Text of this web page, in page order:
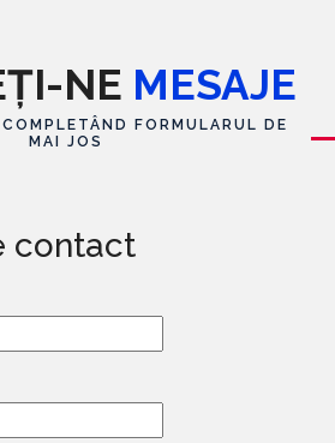
NE MESAJE
FORMULARUL DE
MAI JOS
contact